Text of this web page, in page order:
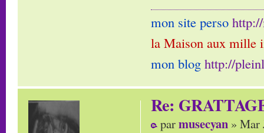
mon site perso
la Maison aux mille
mon blog http://
Re:
parmusecyan » Mar